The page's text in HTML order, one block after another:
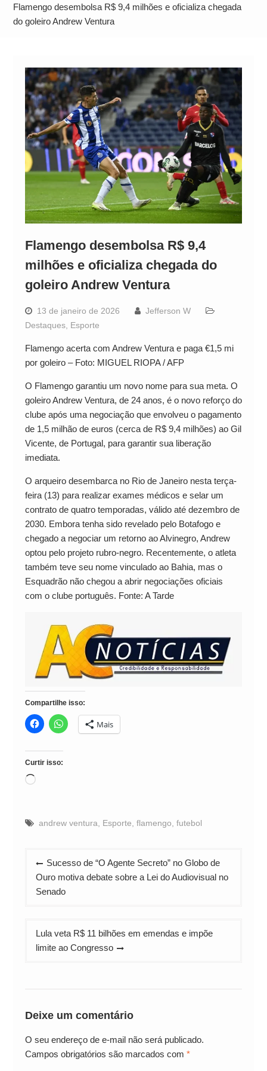
Alto
Flamengo desembolsa R$ 9,4 milhões e oficializa chegada
do goleiro Andrew Ventura
Flamengo desembolsa R$ 9,4
milhões e oficializa chegada do
goleiro Andrew Ventura
13 de janeiro de 2026
Jefferson W
Destaques, Esporte
Flamengo acerta com Andrew Ventura e paga €1,5 mi
por goleiro – Foto: MIGUEL RIOPA / AFP
O Flamengo garantiu um novo nome para sua meta. O
goleiro Andrew Ventura, de 24 anos, é o novo reforço do
clube após uma negociação que envolveu o pagamento
de 1,5 milhão de euros (cerca de R$ 9,4 milhões) ao Gil
Vicente, de Portugal, para garantir sua liberação
imediata.
O arqueiro desembarca no Rio de Janeiro nesta terça-
feira (13) para realizar exames médicos e selar um
contrato de quatro temporadas, válido até dezembro de
2030. Embora tenha sido revelado pelo Botafogo e
chegado a negociar um retorno ao Alvinegro, Andrew
optou pelo projeto rubro-negro. Recentemente, o atleta
também teve seu nome vinculado ao Bahia, mas o
Esquadrão não chegou a abrir negociações oficiais
com o clube português. Fonte: A Tarde
Compartilhe isso:
Mais
Curtir isso:
Carregando...
andrew ventura, Esporte, flamengo, futebol
Navegação
de
Post
Sucesso de “O Agente Secreto” no Globo de
Ouro motiva debate sobre a Lei do Audiovisual no
Senado
Lula veta R$ 11 bilhões em emendas e impõe
limite ao Congresso
Deixe um comentário
O seu endereço de e-mail não será publicado.
Campos obrigatórios são marcados com *